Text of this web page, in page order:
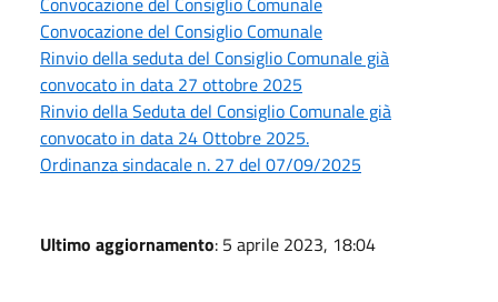
Convocazione del Consiglio Comunale
Rinvio della seduta del Consiglio Comunale già
convocato in data 27 ottobre 2025
Rinvio della Seduta del Consiglio Comunale già
convocato in data 24 Ottobre 2025.
Ordinanza sindacale n. 27 del 07/09/2025
Ultimo aggiornamento: 5 aprile 2023, 18:04